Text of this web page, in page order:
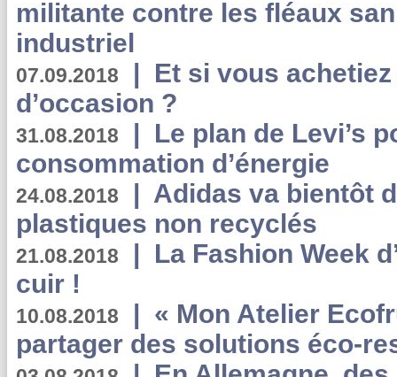
militante contre les fléaux
industriel
07.09.2018 | Et si vous
d’occasion ?
31.08.2018 | Le plan de Levi’s
consommation d’énergie
24.08.2018 | Adidas va bientôt
plastiques non recyclés
21.08.2018 | La Fashion Week
cuir !
10.08.2018 | « Mon Atelier
partager des solutions éco-